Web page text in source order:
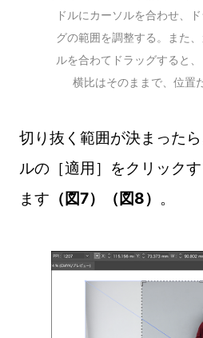
ドルにカーソルを合わせ、
グの範囲を調整する。また
ルを合わてドラッグすると
横比はそのままで、位置
切り抜く範囲が決まった
ルの［適用］をクリック
ます （図7）（図8） 。